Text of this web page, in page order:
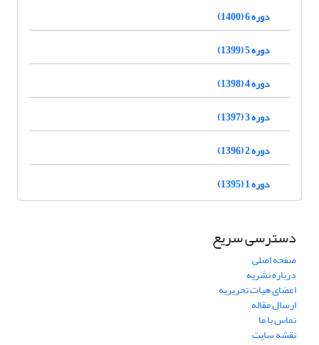
دوره 6 (1400)
دوره 5 (1399)
دوره 4 (1398)
دوره 3 (1397)
دوره 2 (1396)
دوره 1 (1395)
دسترسی سریع
صفحه اصلی
درباره نشریه
اعضای هیات تحریریه
ارسال مقاله
تماس با ما
نقشه سایت